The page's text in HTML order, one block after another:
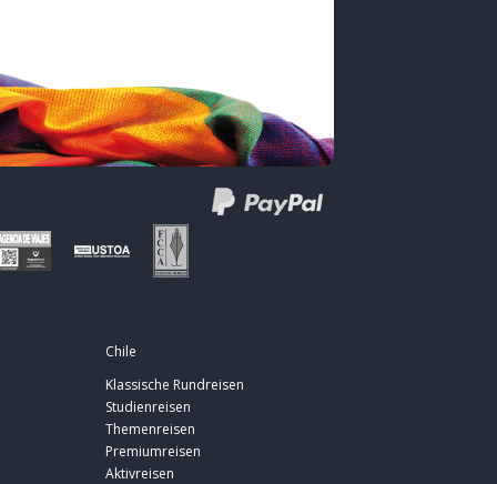
Chile
Klassische Rundreisen
Studienreisen
Themenreisen
Premiumreisen
Aktivreisen